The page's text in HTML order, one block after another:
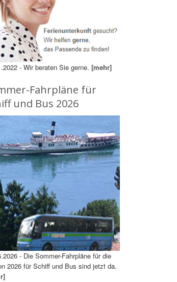
- Wir beraten Sie gerne. [mehr]
Fahrpläne für
und Bus 2026
- Die Sommer-Fahrpläne für die
2026 für Schiff und Bus sind jetzt da.